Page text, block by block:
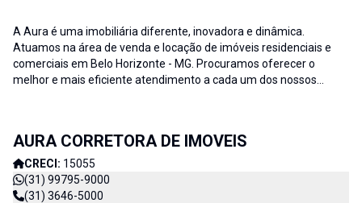
A Aura é uma imobiliária diferente, inovadora e dinâmica.
Atuamos na área de venda e locação de imóveis residenciais e
comerciais em Belo Horizonte - MG. Procuramos oferecer o
melhor e mais eficiente atendimento a cada um dos nossos
Imóveis e consequentemente de nossos clientes. AURA
AURA CORRETORA DE IMOVEIS
CRECI: 15055
(31) 99795-9000
(31) 3646-5000